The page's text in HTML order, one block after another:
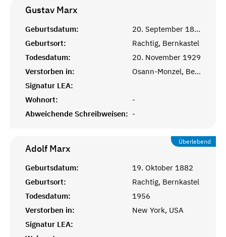
Gustav Marx
Geburtsdatum:
20. September 1877
Geburtsort:
Rachtig, Bernkastel
Todesdatum:
20. November 1929
Verstorben in:
Osann-Monzel, Bernkastel
Signatur LEA:
Wohnort:
-
Abweichende Schreibweisen: -
Überlebend
Adolf Marx
Geburtsdatum:
19. Oktober 1882
Geburtsort:
Rachtig, Bernkastel
Todesdatum:
1956
Verstorben in:
New York, USA
Signatur LEA: